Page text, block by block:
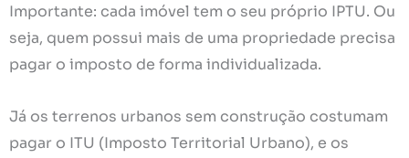
Importante: cada imóvel tem o seu próprio IPTU. Ou
seja, quem possui mais de uma propriedade precisa
pagar o imposto de forma individualizada.
Já os terrenos urbanos sem construção costumam
pagar o ITU (Imposto Territorial Urbano), e os